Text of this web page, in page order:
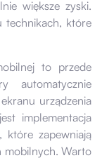
większe zyski.
technikach, które
to przede
automatycznie
urządzenia
implementacja
które zapewniają
mobilnych. Warto